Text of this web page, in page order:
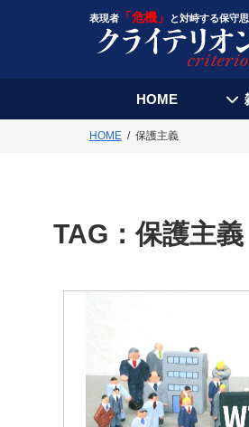
表現者「危機」 と対峙する保守
HOME
HOME 保護主義
TAG：保護主義